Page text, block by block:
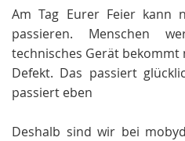
Am Tag Eurer Feier kann
passieren. Menschen
technisches Gerät
Defekt. Das passiert
passiert eben
Deshalb sind wir bei